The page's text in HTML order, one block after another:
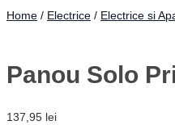
Home / Electrice / Electrice si
Panou Solo
137,95 lei